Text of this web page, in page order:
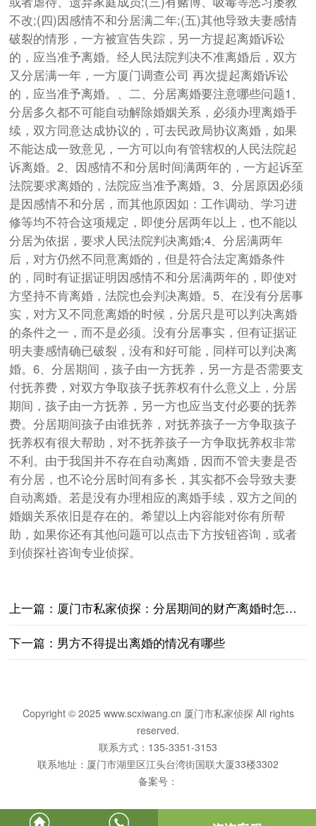
不改;(四)因感情不和分居满二年;(五)其他导致夫妻感情
破裂的情形，一方被宣告失踪，另一方提起离婚诉讼
的，应当准予离婚。经人民法院判决不准离婚后，双方
又分居满一年，一方厦门调查公司 再次提起离婚诉讼
的，应当准予离婚。、二、分居离婚要注意哪些问题1、
分居多久都不可能自动解除婚姻关系，必须办理离婚手
续，双方同意达成协议的，可去民政局协议离婚，如果
不能达成一致意见，一方可以向有管辖权的人民法院起
诉离婚。2、因感情不和分居时间满两年的，一方起诉至
法院要求离婚的，法院应当准予离婚。3、分居原因必须
是因感情不和分居，而其他原因如：工作调动、学习进
修等均不符合这项规定，即使分居两年以上，也不能以
分居为依据，要求人民法院判决离婚;4、分居满两年
后，对方仍然不同意离婚的，但是符合法定离婚条件
的，同时有证据证明因感情不和分居满两年的，即使对
方坚持不肯离婚，法院也会判决离婚。5、在没有分居事
实，对方又不同意离婚的时候，分居只是可以判决离婚
的条件之一，而不是必须。没有分居事实，但有证据证
明夫妻感情确已破裂，没有和好可能，同样可以判决离
婚。6、分居期间，孩子由一方抚养，另一方是否需要支
付抚养费，对双方争取孩子抚养权有什么意义上，分居
期间，孩子由一方抚养，另一方也应当支付必要的抚养
费。分居期间孩子由谁抚养，对抚养孩子一方争取孩子
抚养权有很大帮助，对不抚养孩子一方争取抚养权非常
不利。由于我国并不存在自动离婚，因而不管夫妻是否
有分居，也不论分居时间有多长，其实都不会导致夫妻
自动离婚。若是没有办理相应的离婚手续，双方之间的
婚姻关系依旧是存在的。希望以上内容能对你有所帮
助，如果你还有其他问题可以点击下方按钮咨询，或者
到侦探社咨询专业侦探。
上一篇： 厦门市私家侦探：分居期间的财产离婚时怎么分割
下一篇： 男方不得提出离婚的情况有哪些
Copyright © 2025 www.scxiwang.cn 厦门市私家侦探 All rights
reserved.
联系方式：135-3351-3153
联系地址：厦门市湖里区江头台湾街国联大厦33楼3302
备案号：